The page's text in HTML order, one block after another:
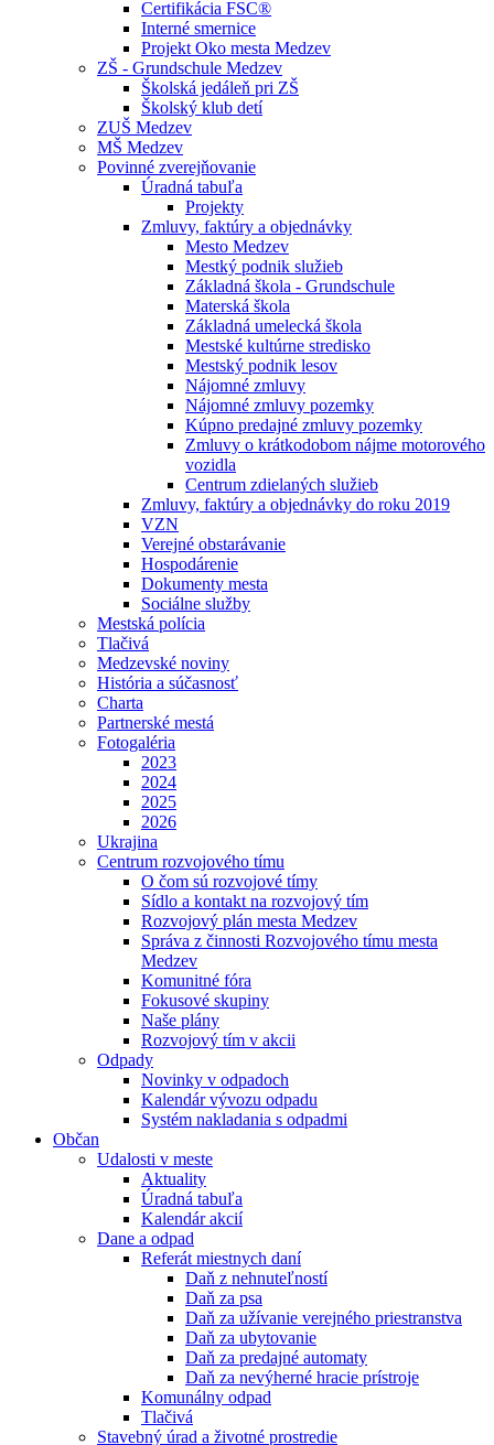
Certifikácia FSC®
Interné smernice
Projekt Oko mesta Medzev
ZŠ - Grundschule Medzev
Školská jedáleň pri ZŠ
Školský klub detí
ZUŠ Medzev
MŠ Medzev
Povinné zverejňovanie
Úradná tabuľa
Projekty
Zmluvy, faktúry a objednávky
Mesto Medzev
Mestký podnik služieb
Základná škola - Grundschule
Materská škola
Základná umelecká škola
Mestské kultúrne stredisko
Mestský podnik lesov
Nájomné zmluvy
Nájomné zmluvy pozemky
Kúpno predajné zmluvy pozemky
Zmluvy o krátkodobom nájme motorového
vozidla
Centrum zdielaných služieb
Zmluvy, faktúry a objednávky do roku 2019
VZN
Verejné obstarávanie
Hospodárenie
Dokumenty mesta
Sociálne služby
Mestská polícia
Tlačivá
Medzevské noviny
História a súčasnosť
Charta
Partnerské mestá
Fotogaléria
2023
2024
2025
2026
Ukrajina
Centrum rozvojového tímu
O čom sú rozvojové tímy
Sídlo a kontakt na rozvojový tím
Rozvojový plán mesta Medzev
Správa z činnosti Rozvojového tímu mesta
Medzev
Komunitné fóra
Fokusové skupiny
Naše plány
Rozvojový tím v akcii
Odpady
Novinky v odpadoch
Kalendár vývozu odpadu
Systém nakladania s odpadmi
Občan
Udalosti v meste
Aktuality
Úradná tabuľa
Kalendár akcií
Dane a odpad
Referát miestnych daní
Daň z nehnuteľností
Daň za psa
Daň za užívanie verejného priestranstva
Daň za ubytovanie
Daň za predajné automaty
Daň za nevýherné hracie prístroje
Komunálny odpad
Tlačivá
Stavebný úrad a životné prostredie